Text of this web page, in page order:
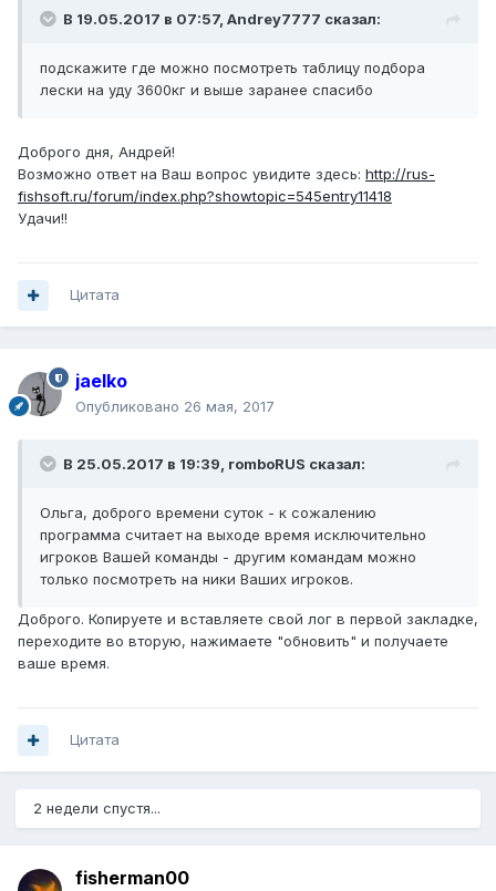
В 19.05.2017 в 07:57, Andrey7777 сказал:
подскажите где можно посмотреть таблицу подбора
лески на уду 3600кг и выше заранее спасибо
Доброго дня, Андрей!
Возможно ответ на Ваш вопрос увидите здесь: http://rus-
fishsoft.ru/forum/index.php?showtopic=545entry11418
Удачи!!
Цитата
jaelko
Опубликовано 26 мая, 2017
В 25.05.2017 в 19:39, romboRUS сказал:
Ольга, доброго времени суток - к сожалению
программа считает на выходе время исключительно
игроков Вашей команды - другим командам можно
только посмотреть на ники Ваших игроков.
Доброго. Копируете и вставляете свой лог в первой закладке,
переходите во вторую, нажимаете "обновить" и получаете
ваше время.
Цитата
2 недели спустя...
fisherman00